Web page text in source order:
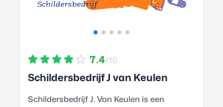
7.4/10
Schildersbedrijf J van Keulen
Schildersbedrijf J. Van Keulen is een